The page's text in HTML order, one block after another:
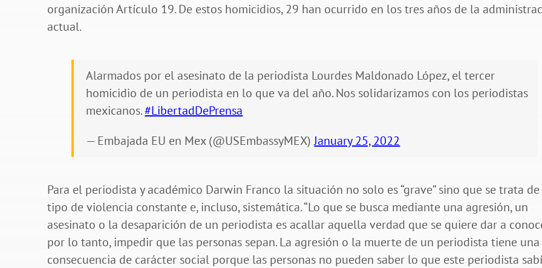
organización Artículo 19. De estos homicidios, 29 han ocurrido en los tres años de la
actual.
Alarmados por el asesinato de la periodista Lourdes Maldonado López, el tercer
homicidio de un periodista en lo que va del año. Nos solidarizamos con los periodistas
mexicanos.#LibertadDePrensa
— Embajada EU en Mex (@USEmbassyMEX)January 25, 2022
Para el periodista y académico Darwin Franco la situación no solo es “grave” sino que se trata
tipo de violencia constante e, incluso, sistemática. “​​Lo que se busca mediante una agresión, un
asesinato o la desaparición de un periodista es acallar aquella verdad que se quiere dar a
por lo tanto, impedir que las personas sepan. La agresión o la muerte de un periodista tiene una
consecuencia de carácter social porque las personas no pueden saber lo que este periodista